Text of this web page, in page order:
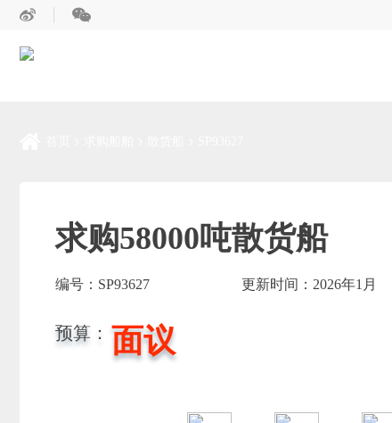
求购58000吨散货船
编号： SP93627 更新时间：2026年1月
预算： 面议